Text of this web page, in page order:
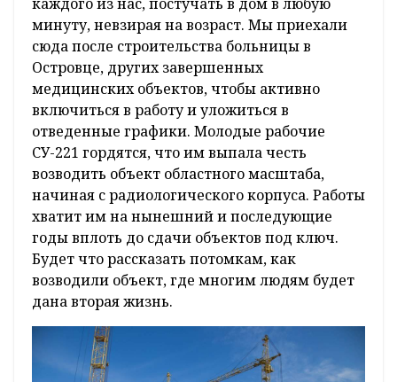
минуту, невзирая на возраст. Мы приехали
сюда после строительства больницы в
Островце, других завершенных
медицинских объектов, чтобы активно
включиться в работу и уложиться в
отведенные графики. Молодые рабочие
СУ-221 гордятся, что им выпала честь
возводить объект областного масштаба,
начиная с радиологического корпуса. Работы
хватит им на нынешний и последующие
годы вплоть до сдачи объектов под ключ.
Будет что рассказать потомкам, как
возводили объект, где многим людям будет
дана вторая жизнь.